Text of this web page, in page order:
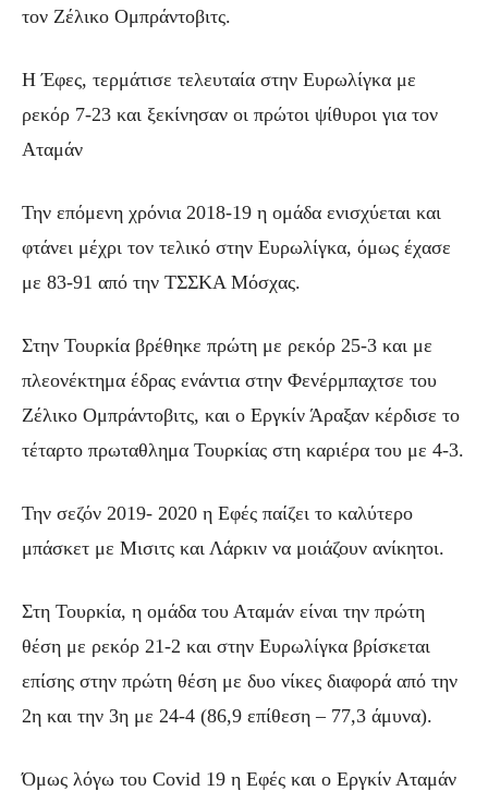
τον Ζέλικο Ομπράντοβιτς.
H Έφες, τερμάτισε τελευταία στην Ευρωλίγκα με
ρεκόρ 7-23 και ξεκίνησαν οι πρώτοι ψίθυροι για τον
Αταμάν
Την επόμενη χρόνια 2018-19 η ομάδα ενισχύεται και
φτάνει μέχρι τον τελικό στην Ευρωλίγκα, όμως έχασε
με 83-91 από την ΤΣΣΚΑ Μόσχας.
Στην Τουρκία βρέθηκε πρώτη με ρεκόρ 25-3 και με
πλεονέκτημα έδρας ενάντια στην Φενέρμπαχτσε του
Ζέλικο Ομπράντοβιτς, και ο Εργκίν Άραξαν κέρδισε το
τέταρτο πρωταθλημα Τουρκίας στη καριέρα του με 4-3.
Την σεζόν 2019- 2020 η Εφές παίζει το καλύτερο
μπάσκετ με Μισιτς και Λάρκιν να μοιάζουν ανίκητοι.
Στη Τουρκία, η ομάδα του Αταμάν είναι την πρώτη
θέση με ρεκόρ 21-2 και στην Ευρωλίγκα βρίσκεται
επίσης στην πρώτη θέση με δυο νίκες διαφορά από την
2η και την 3η με 24-4 (86,9 επίθεση – 77,3 άμυνα).
Όμως λόγω του Covid 19 η Εφές και ο Εργκίν Αταμάν